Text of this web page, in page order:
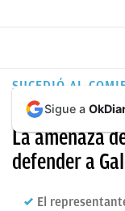
ÚLTIMAS
NOTICIAS
REAL
MADRID
BALONCESTO
SUCEDIÓ AL
LO CUENTA
La amenaza
defender a
El
Sigue a